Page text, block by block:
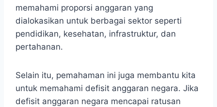
memahami proporsi anggaran yang
dialokasikan untuk berbagai sektor seperti
pendidikan, kesehatan, infrastruktur, dan
pertahanan.
Selain itu, pemahaman ini juga membantu kita
untuk memahami defisit anggaran negara. Jika
defisit anggaran negara mencapai ratusan